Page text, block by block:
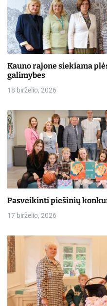
Kauno rajone siekiama
galimybes
18 birželio, 2026
Pasveikinti piešinių
17 birželio, 2026